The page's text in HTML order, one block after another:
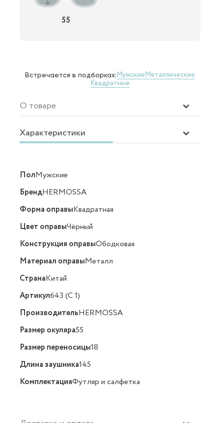
55
Встречается в подборках:МужскиеМеталлические
Квадратные
О товаре
Характеристики
ПолМужские
БрендHERMOSSA
Форма оправыКвадратная
Цвет оправыЧёрный
Конструкция оправыОбодковая
Материал оправыМеталл
СтранаКитай
Артикул643 (C 1)
ПроизводительHERMOSSA
Размер окуляра55
Размер переносицы18
Длина заушника145
КомплектацияФутляр и салфетка